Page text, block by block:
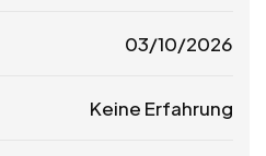
03/10/2026
Keine Erfahrung